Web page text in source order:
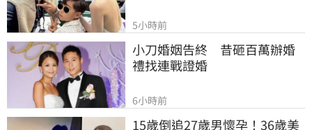
5小時前
小刀婚姻告終　昔砸百萬辦婚
禮找連戰證婚
6小時前
15歲倒追27歲男懷孕！36歲美